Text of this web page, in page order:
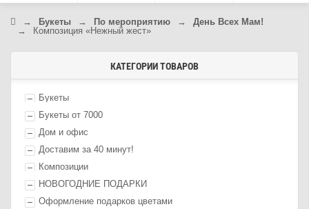
→ Букеты → По мероприятию →
День Всех Мам!
→
Композиция «Нежный жест»
КАТЕГОРИИ ТОВАРОВ
Букеты
Букеты от 7000
Дом и офис
Доставим за 40 минут!
Композиции
НОВОГОДНИЕ ПОДАРКИ
Оформление подарков цветами